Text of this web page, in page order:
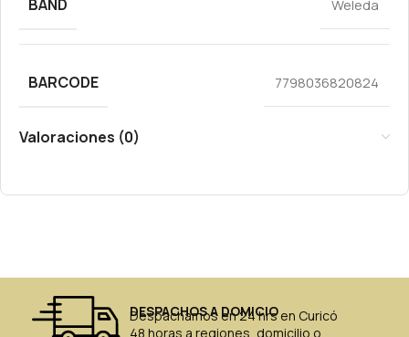
BAND Weleda
BARCODE 7798036820824
Valoraciones (0)
DESPACHOS A DOMICIO
Despachamos en 24 hrs en Curicó
48 horas a regiones, domicilio o